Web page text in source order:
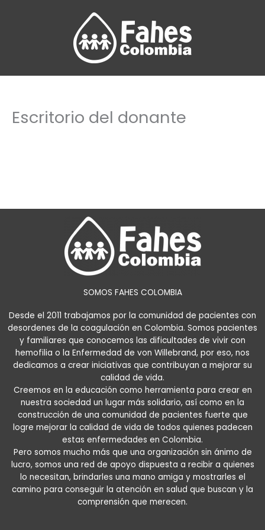
Escritorio del donante
SOMOS FAHES COLOMBIA
Desde el 2011 trabajamos por la comunidad de pacientes con
desordenes de la coagulación en Colombia. Somos pacientes
y familiares que conocemos las dificultades de vivir con
hemofilia o la Enfermedad de von Willebrand, por eso, nos
dedicamos a crear iniciativas que contribuyan a mejorar su
calidad de vida.
Creemos en la educación como herramienta para crear en
nuestra sociedad un lugar más solidario, así como en la
construcción de una comunidad de pacientes fuerte que
logre mejorar la calidad de vida de todos quienes padecen
estas enfermedades en Colombia.
Pero somos mucho más que una organización sin ánimo de
lucro, somos una red de apoyo dispuesta a recibir a quienes
lo necesitan, brindarles una mano amiga y mostrarles el
camino para conseguir la atención en salud que buscan y la
comprensión que merecen.